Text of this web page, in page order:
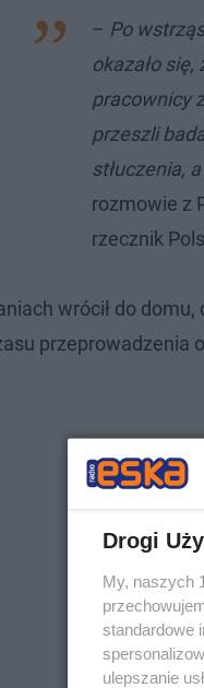
– Po
okazało
pracownicy
przeszli
stłuczenia,
rozmowie z
rzecznik
wrócił do
przeprowadzenia
Drogi
My, naszych
standardowe
ulepszanie